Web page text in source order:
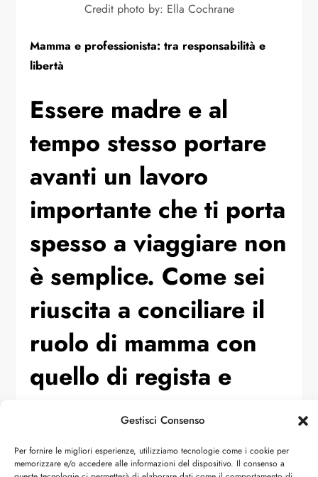
Gestisci Consenso
Per fornire le migliori esperienze, utilizziamo tecnologie come i cookie per
memorizzare e/o accedere alle informazioni del dispositivo. Il consenso a
Credit photo by: Ella Cochrane
Mamma e professionista: tra responsabilità e
libertà
Essere madre e al
tempo stesso portare
avanti un lavoro
importante che ti porta
spesso a viaggiare non
è semplice. Come sei
riuscita a conciliare il
ruolo di mamma con
quello di regista e
scrittrice, senza
perdere la tua libertà